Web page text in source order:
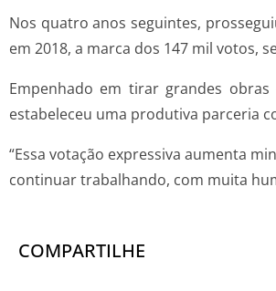
Nos quatro anos seguintes,
em 2018, a marca dos 147 mil votos,
Empenhado em tirar grandes
estabeleceu uma produtiva parceria
“Essa votação expressiva aumenta
continuar trabalhando, com muita
COMPARTILHE